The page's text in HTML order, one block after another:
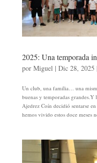
2025: Una temporada
por Miguel| Dic 28, 2025
Un club, una familia… una
buenas y temporadas
Ajedrez Coín decidió sentarse
hemos vivido estos doce meses